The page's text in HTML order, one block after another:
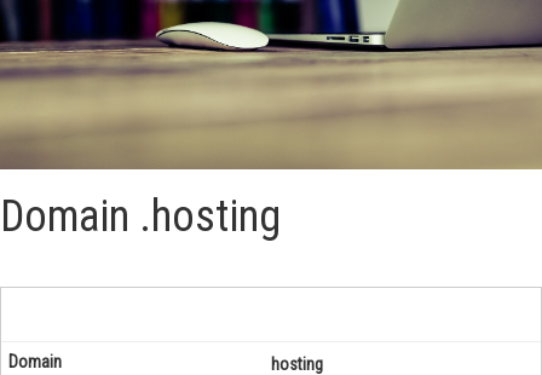
Domain .hosting
hosting